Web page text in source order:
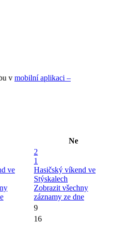
v mobilní aplikaci –
Ne
ve
2
1
Hasičský víkend ve
Stýskalech
Zobrazit všechny
záznamy ze dne
9
16